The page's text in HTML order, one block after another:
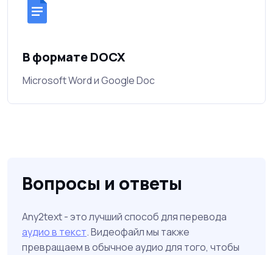
В формате DOCX
Microsoft Word и Google Doc
Вопросы и ответы
Any2text - это лучший способ для перевода
аудио в текст. Видеофайл мы также
превращаем в обычное аудио для того, чтобы